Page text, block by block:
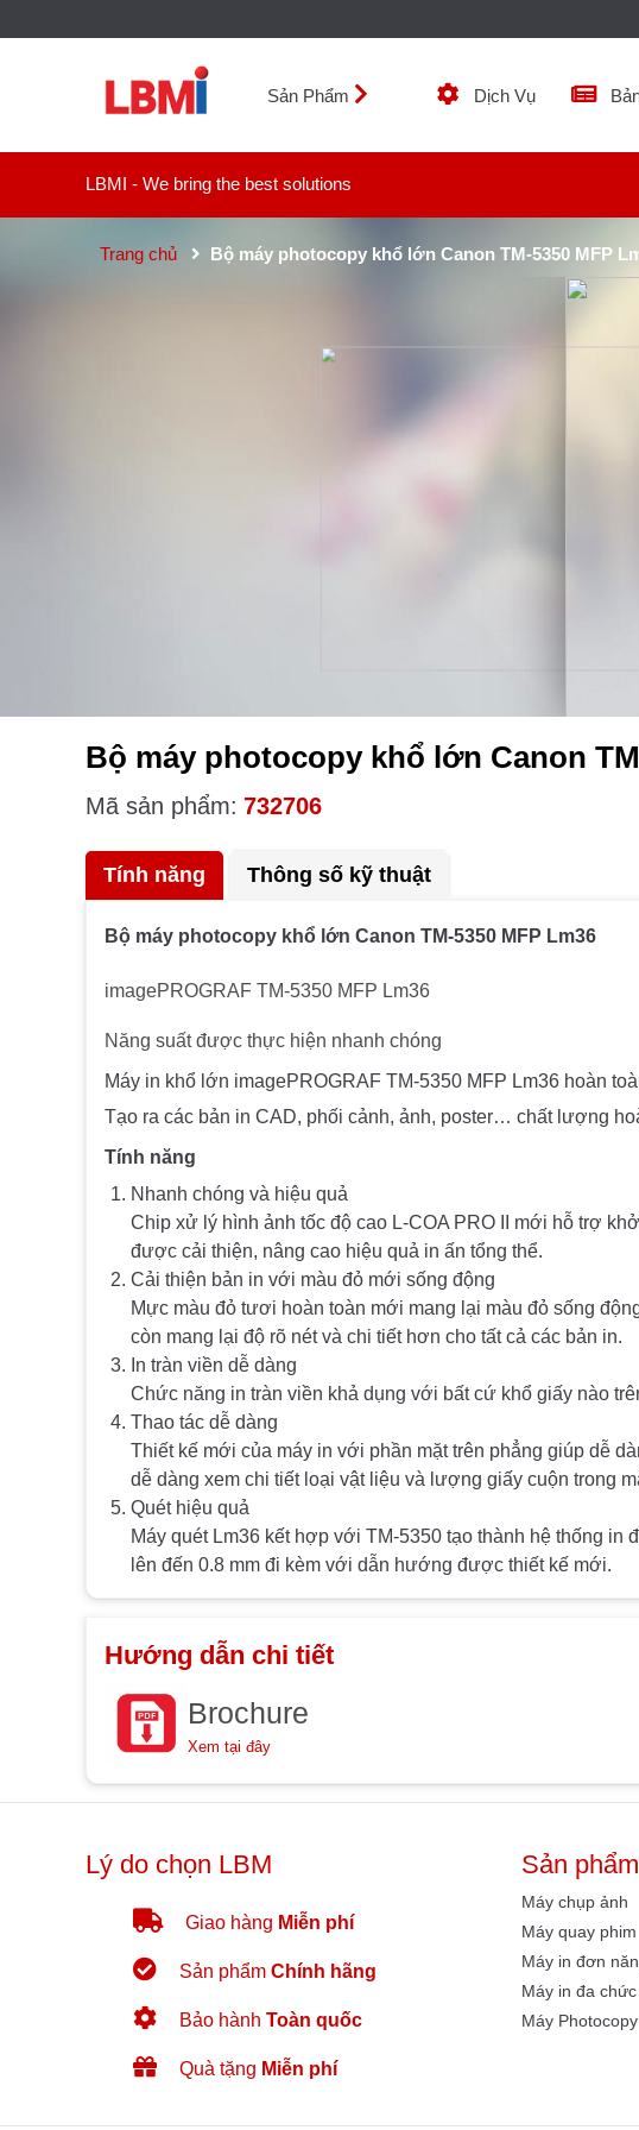
Sản Phẩm Dịch Vụ
LBMI - We bring the best solutions
Trang chủ Bộ máy photocopy khổ lớn Canon TM-5350 MFP
Bộ máy photocopy khổ lớn Canon
Mã sản phẩm: 732706
Tính năng Thông số kỹ thuật
Bộ máy photocopy khổ lớn Canon TM-5350 MFP Lm36
imagePROGRAF TM-5350 MFP Lm36
Năng suất được thực hiện nhanh chóng
Máy in khổ lớn imagePROGRAF TM-5350 MFP Lm36 hoàn
Tạo ra các bản in CAD, phối cảnh, ảnh, poster… chất lượng
Tính năng
Nhanh chóng và hiệu quả
Chip xử lý hình ảnh tốc độ cao L-COA PRO II mới hỗ trợ
được cải thiện, nâng cao hiệu quả in ấn tổng thể.
Cải thiện bản in với màu đỏ mới sống động
Mực màu đỏ tươi hoàn toàn mới mang lại màu đỏ sống
còn mang lại độ rõ nét và chi tiết hơn cho tất cả các bản in.
In tràn viền dễ dàng
Chức năng in tràn viền khả dụng với bất cứ khổ giấy nào
Thao tác dễ dàng
Thiết kế mới của máy in với phần mặt trên phẳng giúp dễ
dễ dàng xem chi tiết loại vật liệu và lượng giấy cuộn trong
Quét hiệu quả
Máy quét Lm36 kết hợp với TM-5350 tạo thành hệ thống
lên đến 0.8 mm đi kèm với dẫn hướng được thiết kế mới.
Hướng dẫn chi tiết
Brochure
Xem tại đây
Lý do chọn LBM
Giao hàng Miễn phí
Sản phẩm Chính hãng
Bảo hành Toàn quốc
Quà tặng Miễn phí
Sản phẩm
Máy chụp ảnh
Máy quay phim
Máy in đơn
Máy in đa
Máy Photocopy